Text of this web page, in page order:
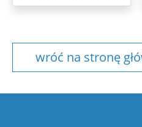
wróć na stronę